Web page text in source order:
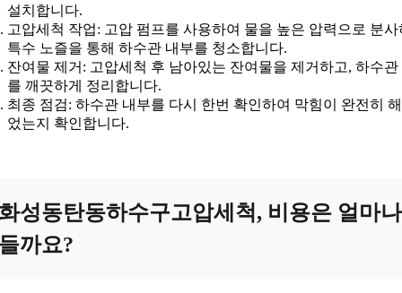
설치합니다.
고압세척 작업: 고압 펌프를 사용하여 물을 높은 압력으로 분사
특수 노즐을 통해 하수관 내부를 청소합니다.
잔여물 제거: 고압세척 후 남아있는 잔여물을 제거하고, 하수관
를 깨끗하게 정리합니다.
최종 점검: 하수관 내부를 다시 한번 확인하여 막힘이 완전히
었는지 확인합니다.
성동탄동하수구고압세척, 비용은 얼마나
까요?